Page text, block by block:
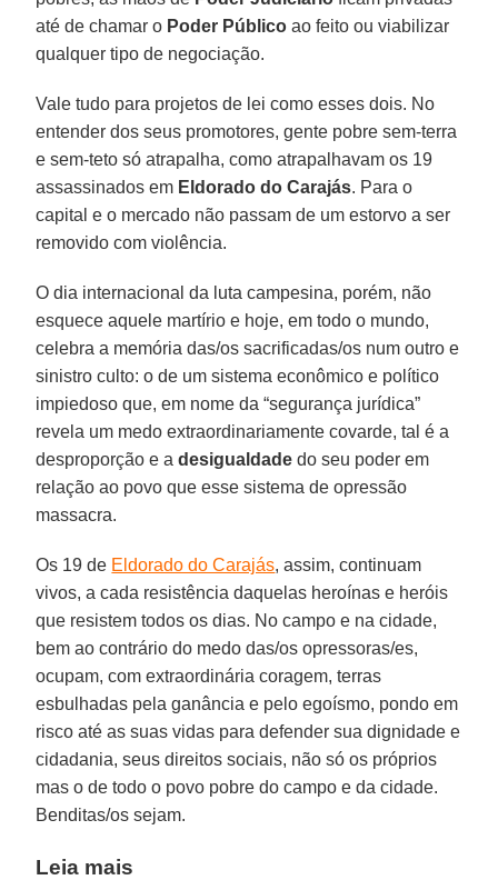
até de chamar o Poder Público ao feito ou viabilizar
qualquer tipo de negociação.
Vale tudo para projetos de lei como esses dois. No
entender dos seus promotores, gente pobre sem-terra
e sem-teto só atrapalha, como atrapalhavam os 19
assassinados em Eldorado do Carajás. Para o
capital e o mercado não passam de um estorvo a ser
removido com violência.
O dia internacional da luta campesina, porém, não
esquece aquele martírio e hoje, em todo o mundo,
celebra a memória das/os sacrificadas/os num outro e
sinistro culto: o de um sistema econômico e político
impiedoso que, em nome da “segurança jurídica”
revela um medo extraordinariamente covarde, tal é a
desproporção e adesigualdade do seu poder em
relação ao povo que esse sistema de opressão
massacra.
Os 19 de Eldorado do Carajás, assim, continuam
vivos, a cada resistência daquelas heroínas e heróis
que resistem todos os dias. No campo e na cidade,
bem ao contrário do medo das/os opressoras/es,
ocupam, com extraordinária coragem, terras
esbulhadas pela ganância e pelo egoísmo, pondo em
risco até as suas vidas para defender sua dignidade e
cidadania, seus direitos sociais, não só os próprios
mas o de todo o povo pobre do campo e da cidade.
Benditas/os sejam.
Leia mais